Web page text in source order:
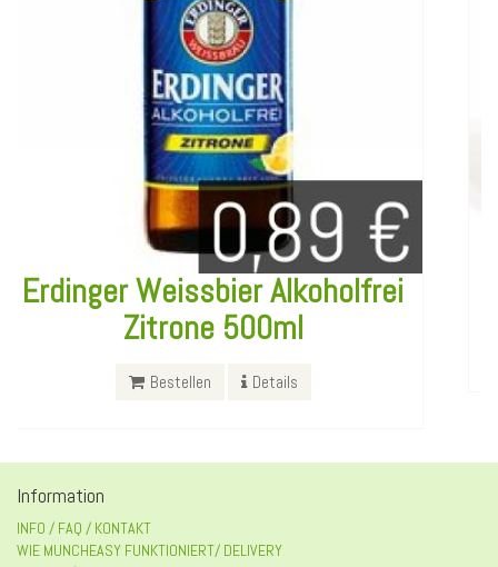
Giotto Mini Poles
Bestellen Details
Information
INFO / FAQ / KONTAKT
BESTELL/ ZAHLUNGS INFO
Datenschutzerklärung